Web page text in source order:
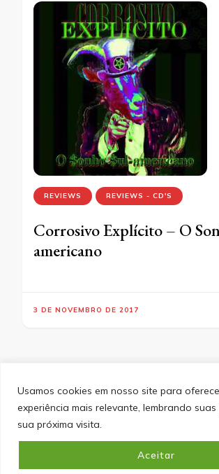
Usamos cookies em nosso site para
experiência mais relevante, lembrando
sua próxima visita.
Aceitar
REVIEWS REVIEWS - CD'S
Corrosivo Explícito – O
americano
3 DE NOVEMBRO DE 2017
&cópia; Direitos Autorais 2026Portal do
direitos reservados.Blossom PinIt |
SITEMAP POLÍTICA DE PRIVACIDADE